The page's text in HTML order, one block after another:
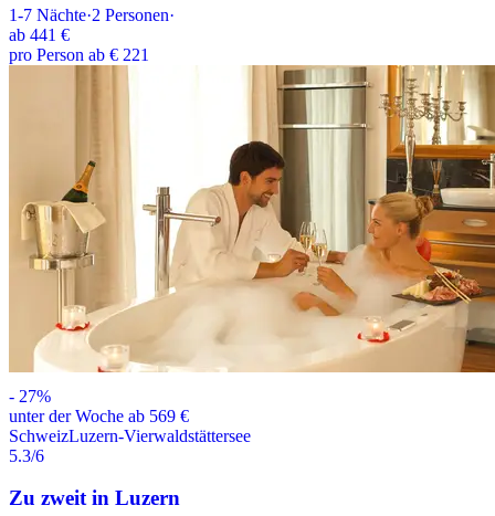
1-7 Nächte·2 Personen·
ab 441 €
pro Person ab € 221
- 27%
unter der Woche ab 569 €
SchweizLuzern-Vierwaldstättersee
5.3/6
Zu zweit in Luzern